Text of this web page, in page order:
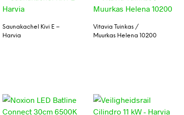
Saunakachel Kivi E –
Harvia
Vitavia Tuinkas /
Muurkas Helena 10200